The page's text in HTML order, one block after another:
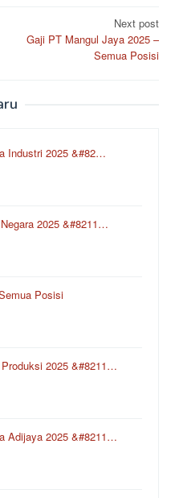
Next post
Gaji PT Mangul Jaya 2025 –
Semua Posisi
Industri 2025 &#82…
2025 &#8211…
Posisi
2025 &#8211…
Adijaya 2025 &#8211…